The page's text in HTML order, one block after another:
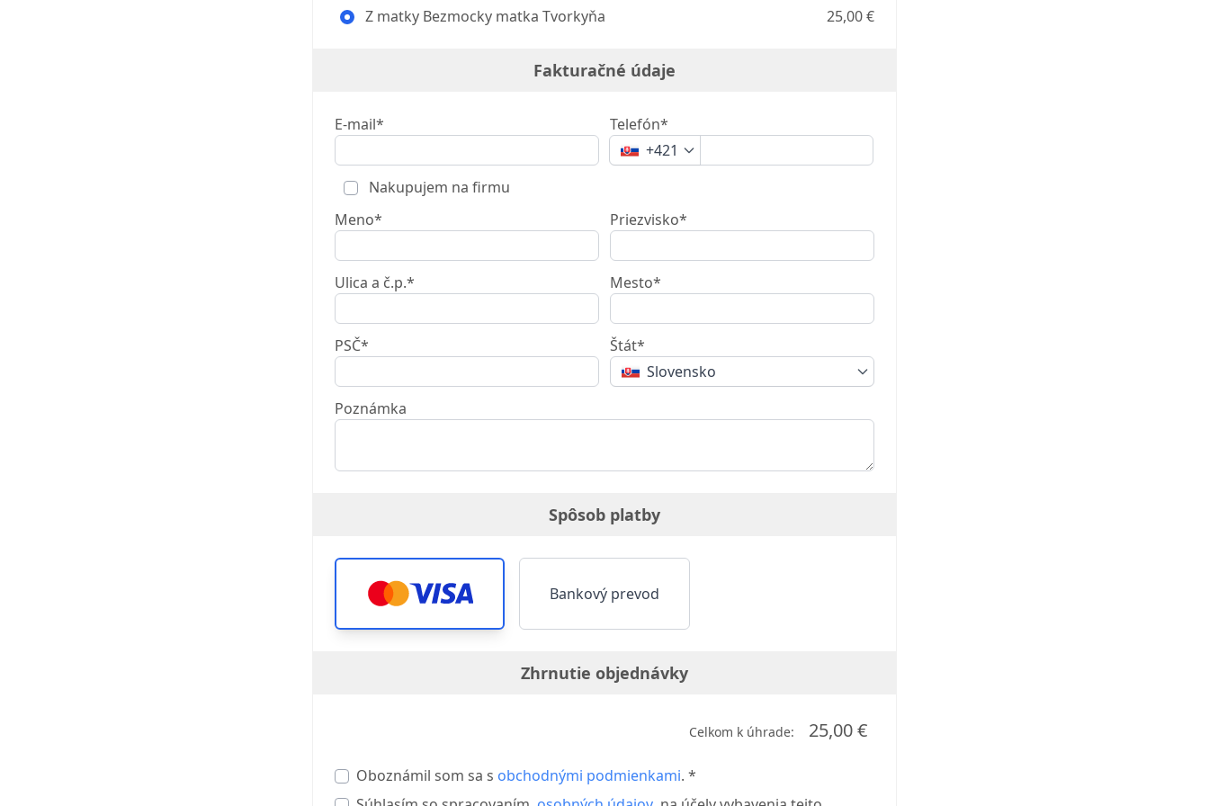
Z matky Bezmocky matka Tvorkyňa 25,00 €
Fakturačné údaje
E-mail*
Telefón*
+421
Nakupujem na firmu
Meno*
Priezvisko*
Ulica a č.p.* Mesto*
PSČ*
Štát*
Slovensko
Poznámka
Spôsob platby
Bankový prevod
Zhrnutie objednávky
Celkom k úhrade: 25,00 €
Oboznámil som sa s obchodnými podmienkami. *